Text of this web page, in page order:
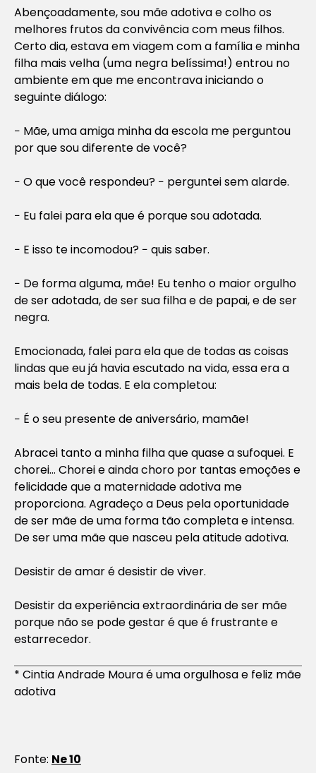
Abençoadamente, sou mãe adotiva e colho os
melhores frutos da convivência com meus filhos.
Certo dia, estava em viagem com a família e minha
filha mais velha (uma negra belíssima!) entrou no
ambiente em que me encontrava iniciando o
seguinte diálogo:
− Mãe, uma amiga minha da escola me perguntou
por que sou diferente de você?
− O que você respondeu? − perguntei sem alarde.
− Eu falei para ela que é porque sou adotada.
− E isso te incomodou? − quis saber.
− De forma alguma, mãe! Eu tenho o maior orgulho
de ser adotada, de ser sua filha e de papai, e de ser
negra.
Emocionada, falei para ela que de todas as coisas
lindas que eu já havia escutado na vida, essa era a
mais bela de todas. E ela completou:
− É o seu presente de aniversário, mamãe!
Abracei tanto a minha filha que quase a sufoquei. E
chorei… Chorei e ainda choro por tantas emoções e
felicidade que a maternidade adotiva me
proporciona. Agradeço a Deus pela oportunidade
de ser mãe de uma forma tão completa e intensa.
De ser uma mãe que nasceu pela atitude adotiva.
Desistir de amar é desistir de viver.
Desistir da experiência extraordinária de ser mãe
porque não se pode gestar é que é frustrante e
estarrecedor.
* Cintia Andrade Moura é uma orgulhosa e feliz mãe
adotiva
Fonte: Ne 10